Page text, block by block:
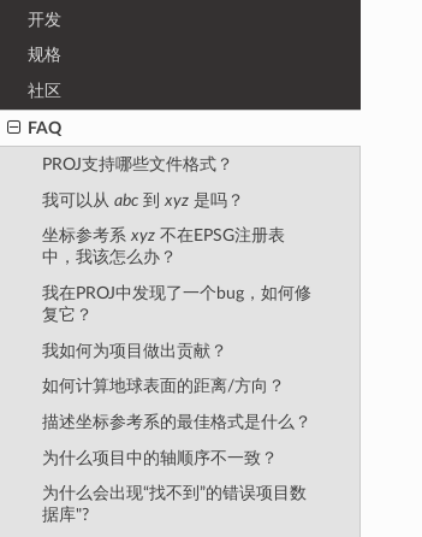
开发
规格
社区
FAQ
PROJ支持哪些文件格式？
我可以从 abc到 xyz是吗？
坐标参考系 xyz不在EPSG注册表
中，我该怎么办？
我在PROJ中发现了一个bug，如何修
复它？
我如何为项目做出贡献？
如何计算地球表面的距离/方向？
描述坐标参考系的最佳格式是什么？
为什么项目中的轴顺序不一致？
为什么会出现“找不到”的错误项目数
据库"?